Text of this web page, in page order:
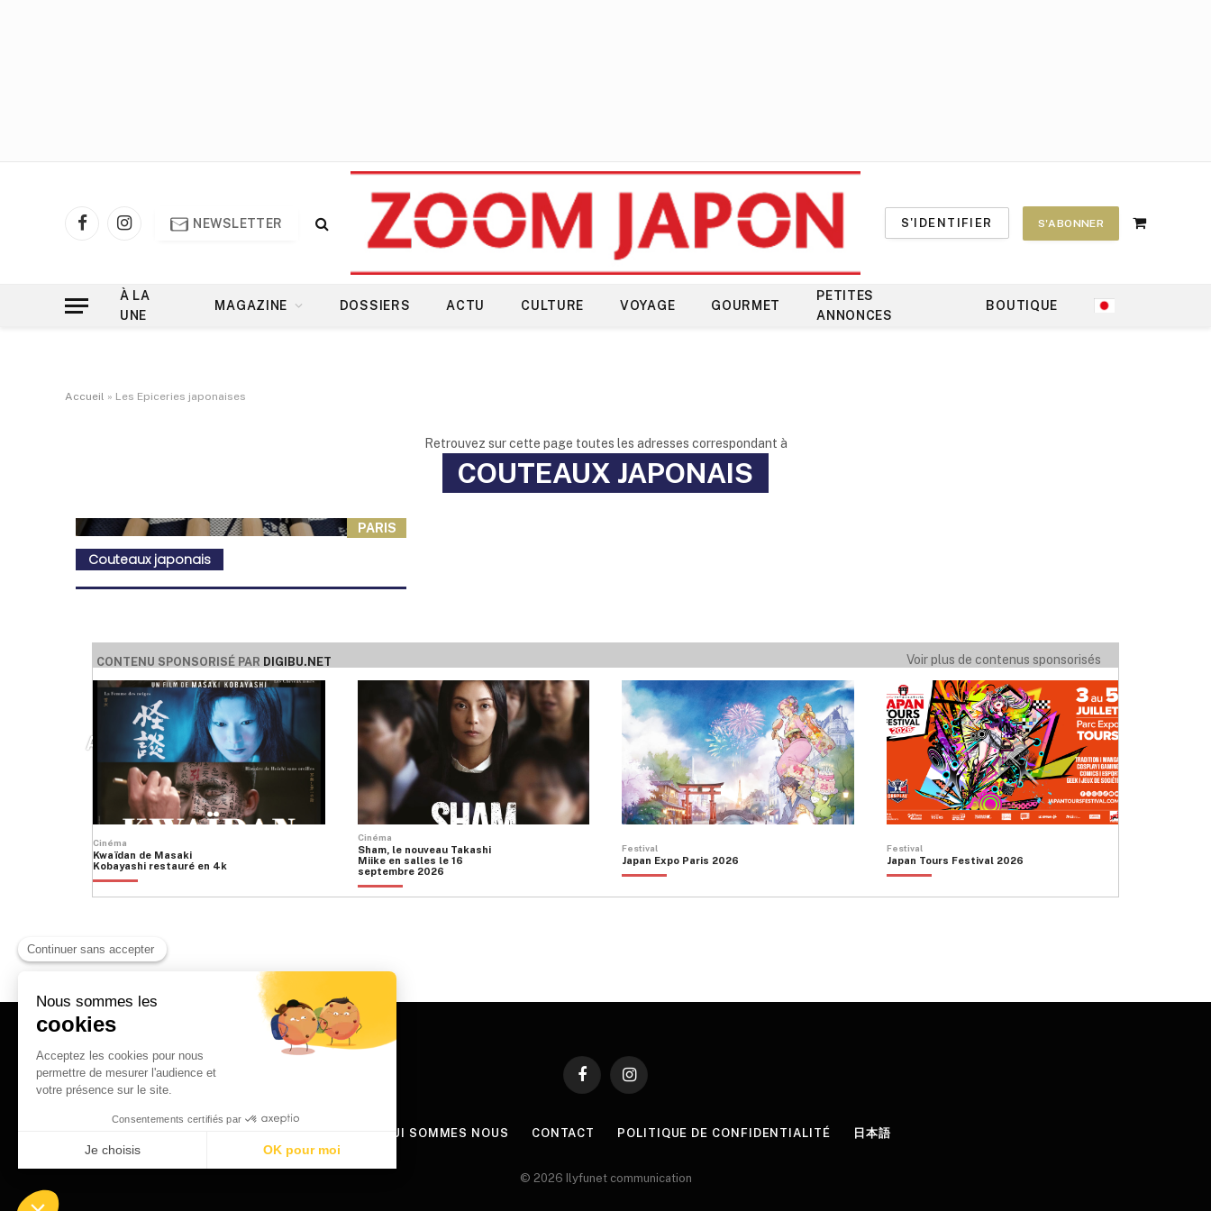
FacebookInstagram
NEWSLETTER S'IDENTIFIER S'ABONNER
Shopping
À LA
UNE
MAGAZINE DOSSIERS ACTU CULTURE VOYAGE GOURMET
PETITES
ANNONCES
BOUTIQUE
Accueil » Les Epiceries japonaises
Retrouvez sur cette page toutes les adresses correspondant à
COUTEAUX JAPONAIS
PARIS
ATELIER DOMA
Couteaux japonais
CONTENU SPONSORISÉ PAR DIGIBU.NET Voir plus de contenus sponsorisés
Cinéma
Kwaïdan de Masaki
Kobayashi restauré en 4k
Cinéma
Sham, le nouveau Takashi
Miike en salles le 16
septembre 2026
Festival
Japan Expo Paris 2026
Festival
Japan Tours Festival 2026
FacebookInstagram
QUI SOMMES NOUS CONTACT POLITIQUE DE CONFIDENTIALITÉ 日本語
© 2026 Ilyfunet communication